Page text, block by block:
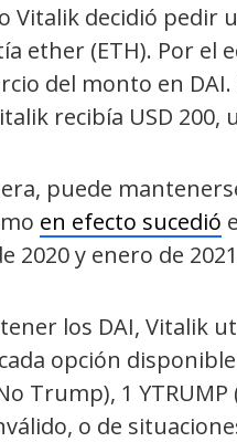
Vitalik decidió pedir
ether (ETH). Por el
del monto en DAI.
recibía USD
puede
en efecto sucedió
2020 y enero de
los DAI, Vitalik
opción
Trump), 1
o de